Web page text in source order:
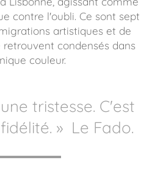
contre l'oubli. Ce sont sept
artistiques et de
condensés dans
couleur.
tristesse. C'est
» Le Fado.